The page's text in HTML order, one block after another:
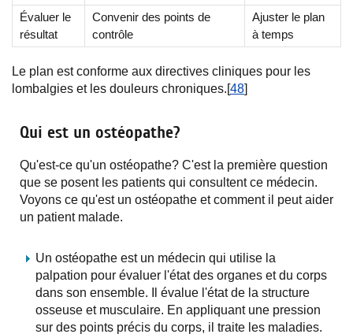
Évaluer le
résultat
Convenir des points de
contrôle
Ajuster le plan
à temps
Le plan est conforme aux directives cliniques pour les
lombalgies et les douleurs chroniques.[48]
Qui est un ostéopathe?
Qu'est-ce qu'un ostéopathe? C'est la première question
que se posent les patients qui consultent ce médecin.
Voyons ce qu'est un ostéopathe et comment il peut aider
un patient malade.
Un ostéopathe est un médecin qui utilise la
palpation pour évaluer l'état des organes et du corps
dans son ensemble. Il évalue l'état de la structure
osseuse et musculaire. En appliquant une pression
sur des points précis du corps, il traite les maladies.